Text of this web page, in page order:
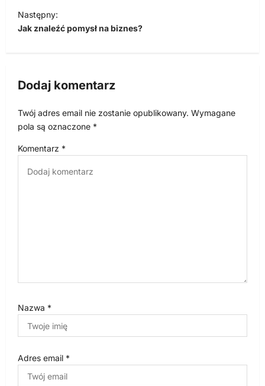
w
i
c
a
w
p
Następny:
Jak znaleźć pomysł na biznes?
Dodaj komentarz
Twój adres email nie zostanie opublikowany. Wymagane
pola są oznaczone *
Komentarz *
Nazwa *
Adres email *